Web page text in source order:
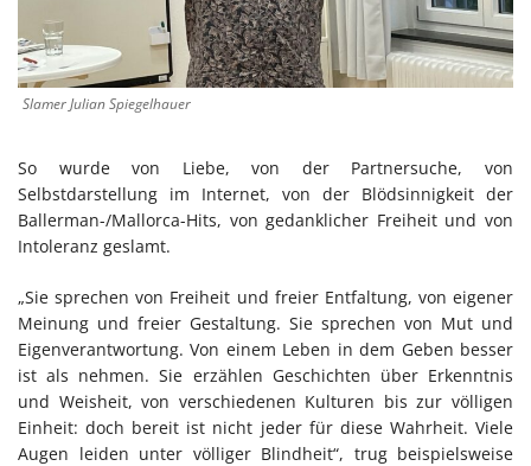
Slamer Julian Spiegelhauer
So wurde von Liebe, von der Partnersuche, von
Selbstdarstellung im Internet, von der Blödsinnigkeit der
Ballerman-/Mallorca-Hits, von gedanklicher Freiheit und von
Intoleranz geslamt.
„Sie sprechen von Freiheit und freier Entfaltung, von eigener
Meinung und freier Gestaltung. Sie sprechen von Mut und
Eigenverantwortung. Von einem Leben in dem Geben besser
ist als nehmen. Sie erzählen Geschichten über Erkenntnis
und Weisheit, von verschiedenen Kulturen bis zur völligen
Einheit: doch bereit ist nicht jeder für diese Wahrheit. Viele
Augen leiden unter völliger Blindheit“, trug beispielsweise